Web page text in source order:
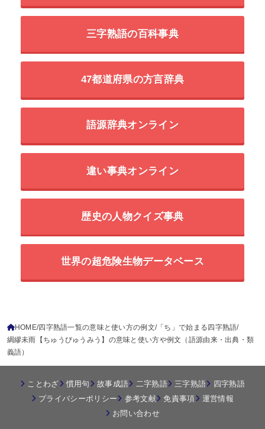
三字熟語の百科事典
47都道府県の方言辞典
語源辞典オンライン
違い事典オンライン
歴史の人物クイズ事典
世界の超危険生物データベース
HOME 四字熟語一覧の意味と使い方の例文
「ち」で始まる四字熟語
綢繆未雨【ちゅうびゅうみう】の意味と使い方や例文（語源由来・出典・類
義語）
ことわざ 慣用句 故事成語 二字熟語 三字熟語
四字熟語
プライバシーポリシー
参考文献 免責事項
運営情報
お問い合わせ